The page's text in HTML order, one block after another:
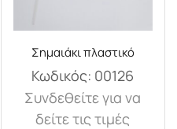
Σημαιάκι πλαστικό
Κωδικός: 00126
Συνδεθείτε για να
δείτε τις τιμές